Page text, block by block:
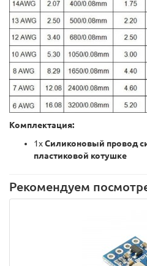
Комплектация:
1xСиликоновый провод
пластиковой котушке
Рекомендуем